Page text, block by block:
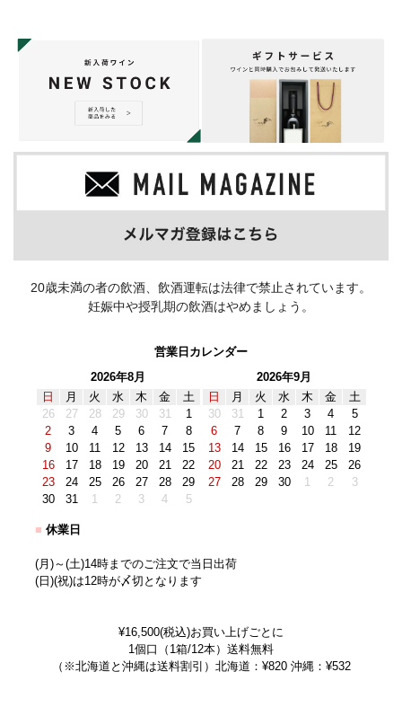
20歳未満の者の飲酒、飲酒運転は法律で禁止されています。
妊娠中や授乳期の飲酒はやめましょう。
営業日カレンダー
2026年8月
日
月 火 水 木 金
土
26
27 28 29 30 31
1
2
3 4 5 6 7
8
9
10 11 12 13 14
15
16
17 18 19 20 21
22
23
24 25 26 27 28
29
30
31 1 2 3 4 5
2026年9月
日
月 火 水 木 金
土
30
31 1 2 3 4
5
6
7 8 9 10 11
12
13
14 15 16 17 18
19
20
21 22 23 24 25
26
27
28 29 30 1 2 3
■ 休業日
(月)～(土)14時までのご注文で当日出荷
(日)(祝)は12時が〆切となります
¥16,500(税込)お買い上げごとに
1個口（1箱/12本）送料無料
（※北海道と沖縄は送料割引）北海道：¥820 沖縄：¥532